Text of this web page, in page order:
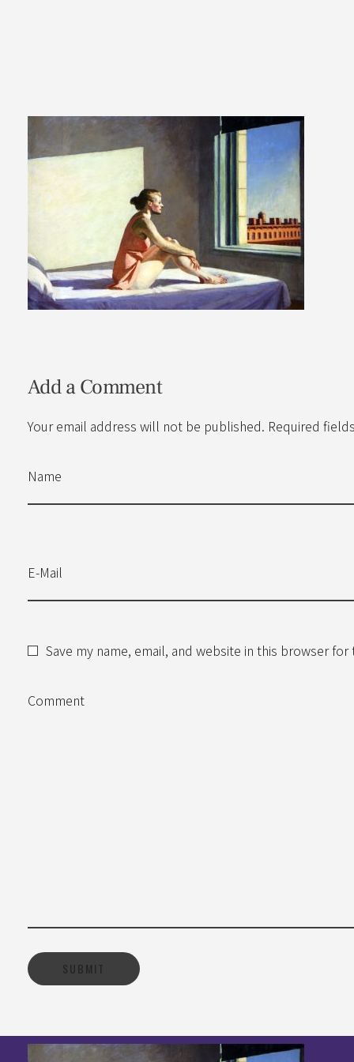
Add a Comment
Your email address will not be published. Required
Name
E-Mail
Save my name, email, and website in this browser
Comment